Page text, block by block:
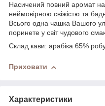
Насичений повний аромат
неймовірною свіжістю та
Всього одна чашка Вашого
поринете у світ чудового
Склад кави: арабіка 65%
Приховати
Характеристики